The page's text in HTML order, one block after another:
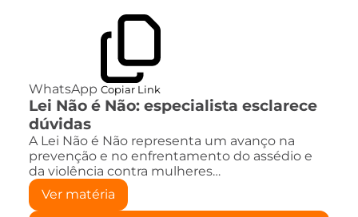
WhatsApp Copiar Link
Lei Não é Não: especialista esclarece
dúvidas
A Lei Não é Não representa um avanço na
prevenção e no enfrentamento do assédio e
da violência contra mulheres…
Ver matéria